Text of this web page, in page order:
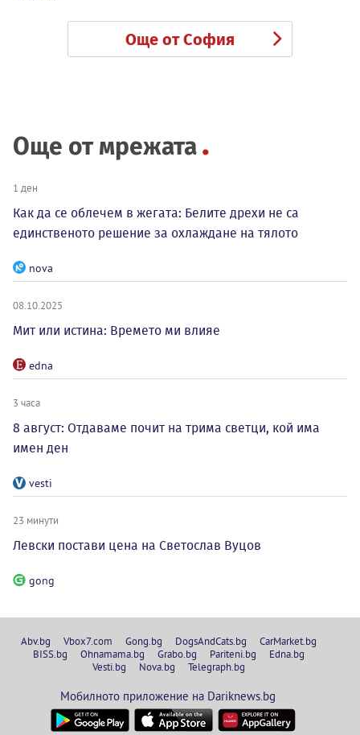
Още от София
Още от мрежата
1 ден
Как да се облечем в жегата: Белите дрехи не са
единственото решение за охлаждане на тялото
nova
08.10.2025
Мит или истина: Времето ми влияе
edna
3 часа
8 август: Отдаваме почит на трима светци, кой има
имен ден
vesti
23 минути
Левски постави цена на Светослав Вуцов
gong
Abv.bg Vbox7.com Gong.bg DogsAndCats.bg
CarMarket.bg
BISS.bg
Ohnamama.bg Grabo.bg Pariteni.bg
Edna.bg
Vesti.bg
Nova.bg Telegraph.bg
Мобилното приложение на Dariknews.bg